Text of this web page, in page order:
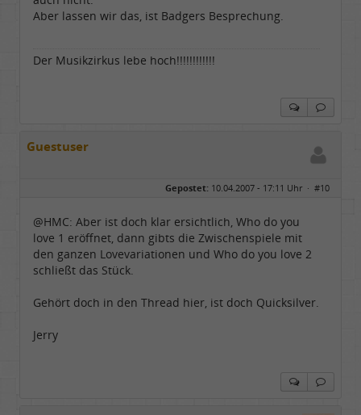
Aber lassen wir das, ist Badgers Besprechung.
Der Musikzirkus lebe hoch!!!!!!!!!!!!
Guestuser
Gepostet: 10.04.2007 - 17:11 Uhr · #10
@HMC: Aber ist doch klar ersichtlich, Who do you
love 1 eröffnet, dann gibts die Zwischenspiele mit
den ganzen Lovevariationen und Who do you love 2
schließt das Stück.
Gehört doch in den Thread hier, ist doch Quicksilver.
Jerry